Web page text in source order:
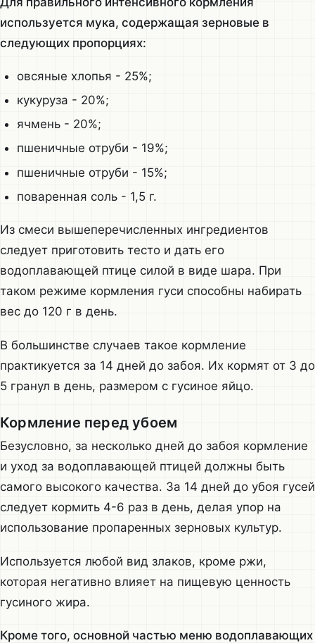
используется мука, содержащая зерновые в
следующих пропорциях:
овсяные хлопья - 25%;
кукуруза - 20%;
ячмень - 20%;
пшеничные отруби - 19%;
пшеничные отруби - 15%;
поваренная соль - 1,5 г.
Из смеси вышеперечисленных ингредиентов
следует приготовить тесто и дать его
водоплавающей птице силой в виде шара. При
таком режиме кормления гуси способны набирать
вес до 120 г в день.
В большинстве случаев такое кормление
практикуется за 14 дней до забоя. Их кормят от 3 до
5 гранул в день, размером с гусиное яйцо.
Кормление перед убоем
Безусловно, за несколько дней до забоя кормление
и уход за водоплавающей птицей должны быть
самого высокого качества. За 14 дней до убоя гусей
следует кормить 4-6 раз в день, делая упор на
использование пропаренных зерновых культур.
Используется любой вид злаков, кроме ржи,
которая негативно влияет на пищевую ценность
гусиного жира.
Кроме того, основной частью меню водоплавающих